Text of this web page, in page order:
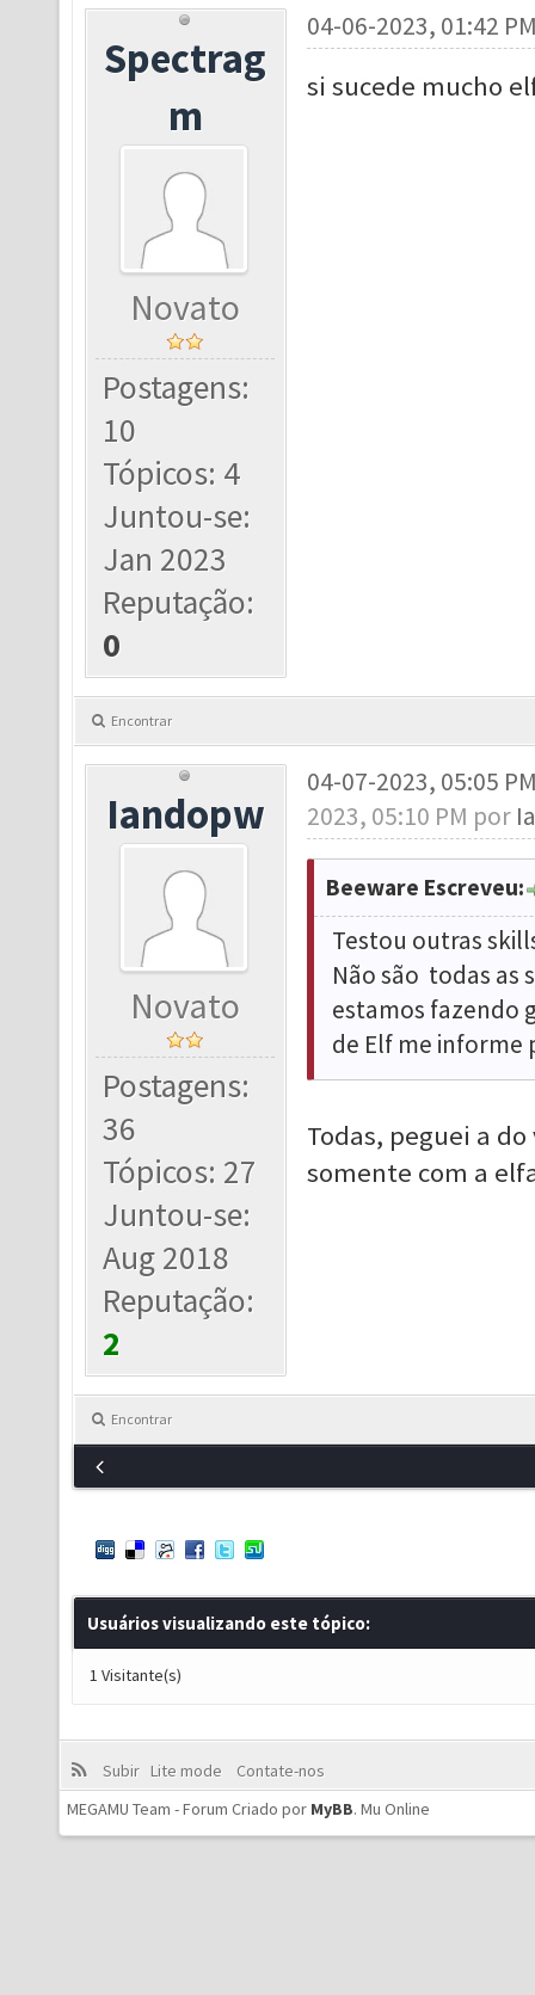
Spectrag
m
Novato
Postagens:
10
Tópicos: 4
Juntou-se:
Jan 2023
Reputação:
0
04-06-2023, 01:42
si sucede mucho
Encontrar
Iandopw
Novato
Postagens:
36
Tópicos: 27
Juntou-se:
Aug 2018
Reputação:
2
04-07-2023, 05:05
2023, 05:10 PM por
Beeware Escreveu:
Testou outras
Não são todas as
estamos fazendo
de Elf me informe
Todas, peguei a
somente com a
Encontrar
Usuários visualizando este tópico:
1 Visitante(s)
Subir Lite mode
Contate-nos
MEGAMU Team - Forum Criado por MyBB. Mu Online